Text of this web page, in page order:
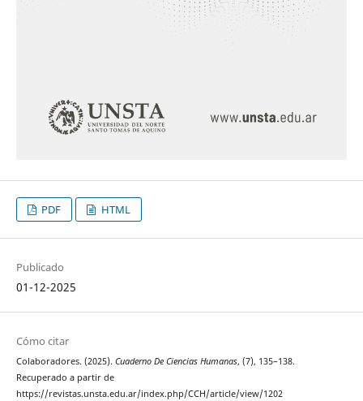
PDF HTML
Publicado
01-12-2025
Cómo citar
Colaboradores. (2025). Cuaderno De Ciencias Humanas, (7), 135–138.
Recuperado a partir de
https://revistas.unsta.edu.ar/index.php/CCH/article/view/1202